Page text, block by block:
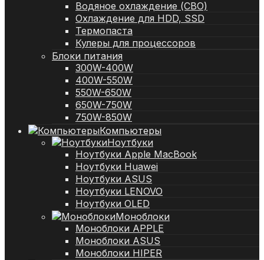
Водяное охлаждение (СВО)
Охлаждение для HDD, SSD
Термопаста
Кулеры для процессоров
Блоки питания
300W-400W
400W-550W
550W-650W
650W-750W
750W-850W
Компьютеры
Ноутбуки
Ноутбуки Apple MacBook
Ноутбуки Huawei
Ноутбуки ASUS
Ноутбуки LENOVO
Ноутбуки OLED
Моноблоки
Моноблоки APPLE
Моноблоки ASUS
Моноблоки HIPER